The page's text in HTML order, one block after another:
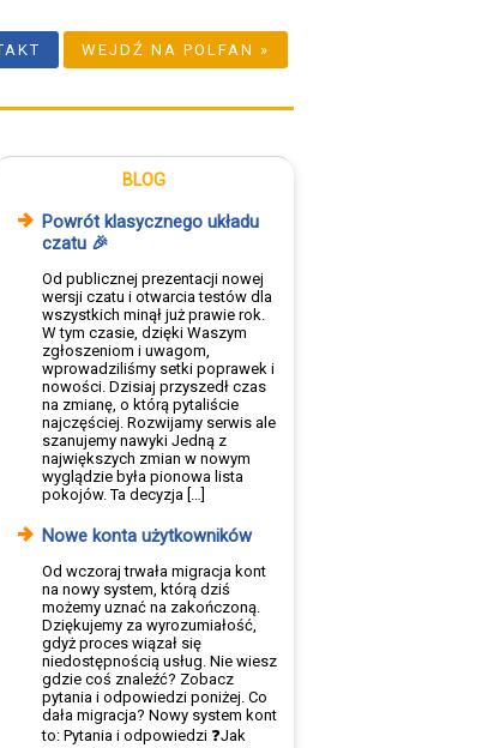
WEJDŹ NA POLFAN »
BLOG
Powrót klasycznego układu
czatu 🎉
Od publicznej prezentacji nowej
wersji czatu i otwarcia testów dla
wszystkich minął już prawie rok.
W tym czasie, dzięki Waszym
zgłoszeniom i uwagom,
wprowadziliśmy setki poprawek i
nowości. Dzisiaj przyszedł czas
na zmianę, o którą pytaliście
najczęściej. Rozwijamy serwis ale
szanujemy nawyki Jedną z
największych zmian w nowym
wyglądzie była pionowa lista
pokojów. Ta decyzja […]
Nowe konta użytkowników
Od wczoraj trwała migracja kont
na nowy system, którą dziś
możemy uznać na zakończoną.
Dziękujemy za wyrozumiałość,
gdyż proces wiązał się
niedostępnością usług. Nie wiesz
gdzie coś znaleźć? Zobacz
pytania i odpowiedzi poniżej. Co
dała migracja? Nowy system kont
to: Pytania i odpowiedzi ❓Jak